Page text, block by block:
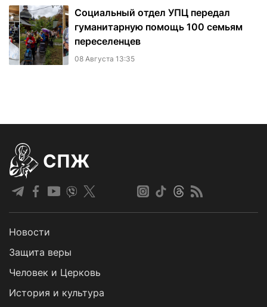
Социальный отдел УПЦ передал
гуманитарную помощь 100 семьям
переселенцев
08 Августа 13:35
СПЖ
Новости
Защита веры
Человек и Церковь
История и культура